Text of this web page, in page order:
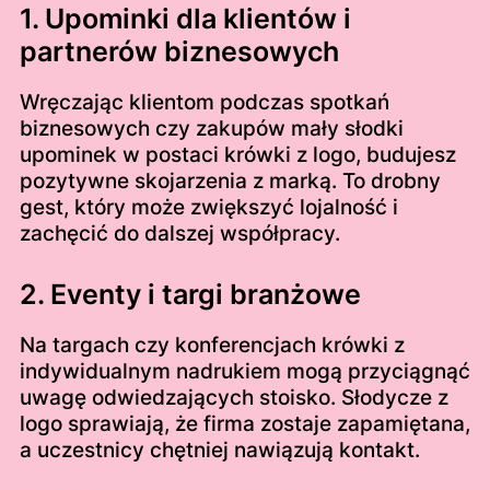
1. Upominki dla klientów i
partnerów biznesowych
Wręczając klientom podczas spotkań
biznesowych czy zakupów mały słodki
upominek w postaci krówki z logo, budujesz
pozytywne skojarzenia z marką. To drobny
gest, który może zwiększyć lojalność i
zachęcić do dalszej współpracy.
2. Eventy i targi branżowe
Na targach czy konferencjach krówki z
indywidualnym nadrukiem mogą przyciągnąć
uwagę odwiedzających stoisko. Słodycze z
logo sprawiają, że firma zostaje zapamiętana,
a uczestnicy chętniej nawiązują kontakt.